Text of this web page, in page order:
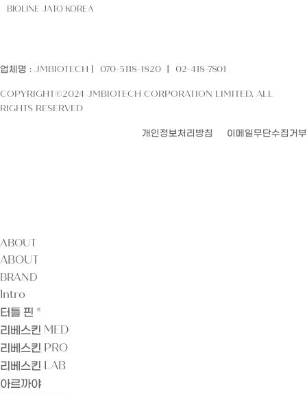
BIOLINE JATO KOREA
업체명 : JMBIOTECHㅣ 070-5118-1820 ㅣ 02-418-7801
COPYRIGHT©2024 JMBIOTECH CORPORATION LIMITED. ALL
RIGHTS RESERVED
개인정보처리방침 이메일무단수집거부
ABOUT
ABOUT
BRAND
Intro
터틀 핀 ®
리베스킨 MED
리베스킨 PRO
리베스킨 LAB
아르까야